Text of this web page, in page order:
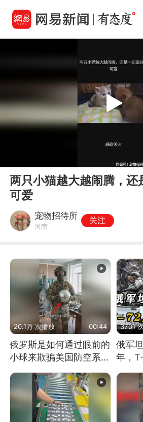
Play
两只小猫越大越闹腾，还
可爱
宠物招待所
河南
关注
20.1万 次播放 00:44
俄罗斯是如何通过眼前的
小球来欺骗美国防空系统
的
3701
俄军
年，